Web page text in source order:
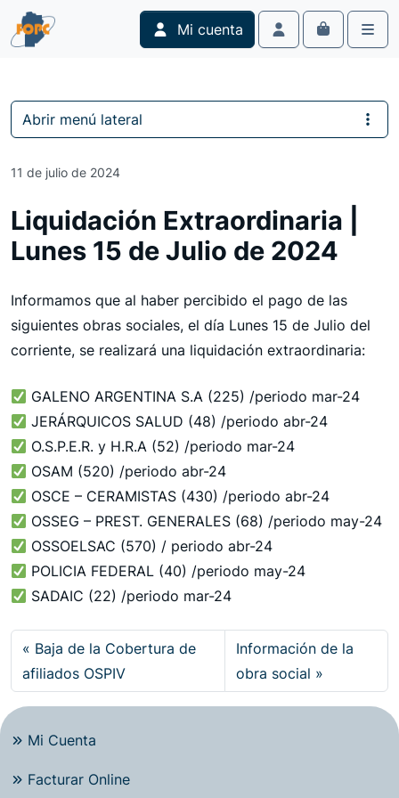
Skip to content
Skip to footer
Mi cuenta
Account
Cart
11 de julio de 2024
Liquidación Extraordinaria |
Lunes 15 de Julio de 2024
Informamos que al haber percibido el pago de las
siguientes obras sociales, el día Lunes 15 de Julio del
corriente, se realizará una liquidación extraordinaria:
GALENO ARGENTINA S.A (225) /periodo mar-24
JERÁRQUICOS SALUD (48) /periodo abr-24
O.S.P.E.R. y H.R.A (52) /periodo mar-24
OSAM (520) /periodo abr-24
OSCE – CERAMISTAS (430) /periodo abr-24
OSSEG – PREST. GENERALES (68) /periodo may-24
OSSOELSAC (570) / periodo abr-24
POLICIA FEDERAL (40) /periodo may-24
SADAIC (22) /periodo mar-24
Baja de la Cobertura de
afiliados OSPIV
Información de la
obra social
Abrir menú lateral
Mi Cuenta
Facturar Online